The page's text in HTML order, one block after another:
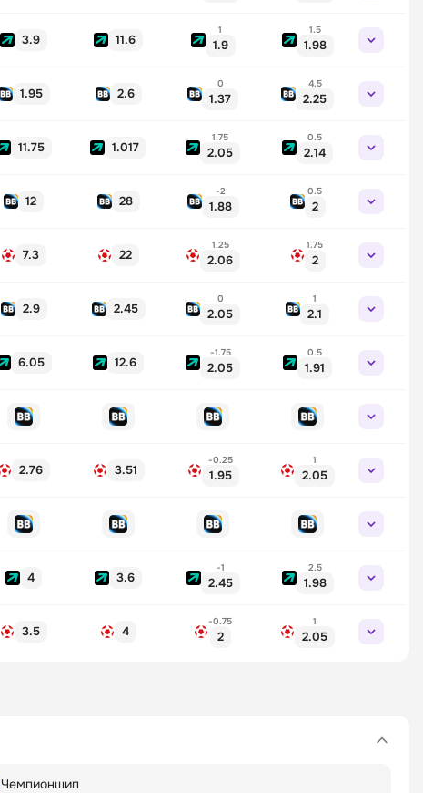
3.9 11.6
1
1.9
1.5
1.98
1.95 2.6
0
1.37
4.5
2.25
11.75 1.017
1.75
2.05
0.5
2.14
12 28
-2
1.88
0.5
2
7.3 22
1.25
2.06
1.75
2
2.9 2.45
0
2.05
1
2.1
6.05 12.6
-1.75
2.05
0.5
1.91
2.76 3.51
-0.25
1.95
1
2.05
4 3.6
-1
2.45
2.5
1.98
3.5 4
-0.75
2
1
2.05
Чемпионшип